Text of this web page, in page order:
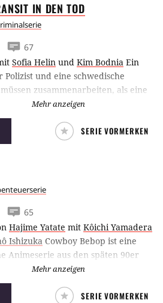
im Bezirk spürbar zu
auch wenn sie es bei der Wahl ihrer
geben dem Strike Team
IN DENTOD
67
Sofia Helin und Kim Bodnia Ein
Polizist und eine schwedische
zusammenarbeiten, als eine
der Brücke zwischen Malmö und
gefunden wird.
Mehr anzeigen
SERIE VORMERKEN
65
Hajime Yatate mit Kôichi Yamadera
Ishizuka Cowboy Bebop ist eine
Animeserie aus den späten 90er
auf dem gleichnamigen Manga
Jahr 2071 verdient sich die
der Bebop als Kopfgeldjäger –
Mehr anzeigen
SERIE VORMERKEN